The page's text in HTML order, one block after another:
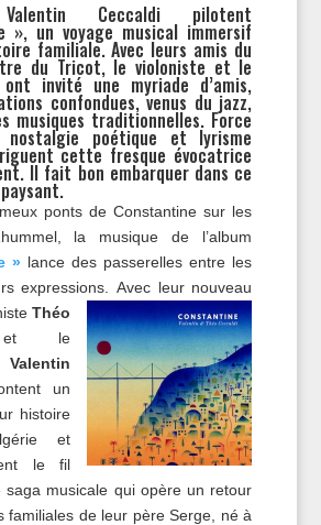
Ceccaldi pilotent
», un voyage musical immersif
familiale. Avec leurs amis du
du Tricot, le violoniste et le
invité une myriade d’amis,
confondues, venus du jazz,
musiques traditionnelles. Force
nostalgie poétique et lyrisme
cette fresque évocatrice
Il fait bon embarquer dans ce
ponts de Constantine sur les
la musique de l’album
»lance des passerelles entre les
expressions.Avec leur nouveau
Théo
le
Valentin
un
histoire
et
le fil
saga musicale qui opère un retour
familiales de leur père Serge, né à